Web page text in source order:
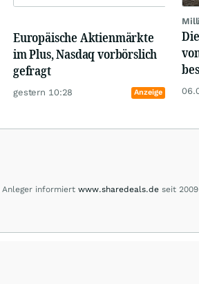
Europäische Aktienmärkte
im Plus, Nasdaq vorbörslich
gefragt
gestern 10:28 Anzeige
informiert www.sharedeals.de seit